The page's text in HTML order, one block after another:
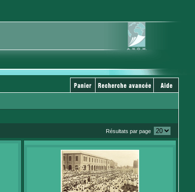
Résultats par page